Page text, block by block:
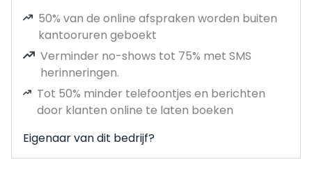
50% van de online afspraken worden buiten
kantooruren geboekt
Verminder no-shows tot 75% met SMS
herinneringen.
Tot 50% minder telefoontjes en berichten
door klanten online te laten boeken
Eigenaar van dit bedrijf?